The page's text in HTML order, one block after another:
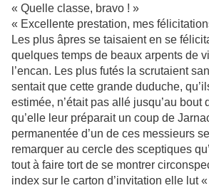
« Quelle classe, bravo ! »
« Excellente prestation, mes
Les plus âpres se taisaient en se
quelques temps de beaux arpents de
l’encan. Les plus futés la scrutaient
sentait que cette grande duduche,
estimée, n’était pas allé jusqu’au bout
qu’elle leur préparait un coup de
permanentée d’un de ces messieurs
remarquer au cercle des sceptiques
tout à faire tort de se montrer
index sur le carton d’invitation elle lut